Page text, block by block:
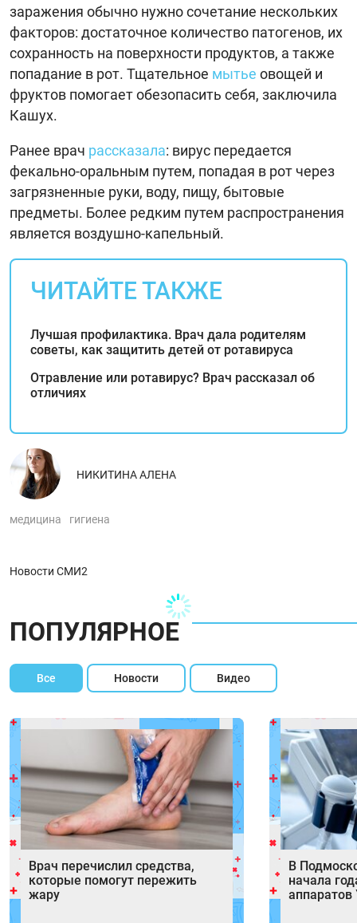
заражения обычно нужно сочетание нескольких
факторов: достаточное количество патогенов, их
сохранность на поверхности продуктов, а также
попадание в рот. Тщательное мытье овощей и
фруктов помогает обезопасить себя, заключила
Кашух.
Ранее врач рассказала: вирус передается
фекально-оральным путем, попадая в рот через
загрязненные руки, воду, пищу, бытовые
предметы. Более редким путем распространения
является воздушно-капельный.
ЧИТАЙТЕ ТАКЖЕ
Лучшая профилактика. Врач дала родителям
советы, как защитить детей от ротавируса
Отравление или ротавирус? Врач рассказал об
отличиях
НИКИТИНА АЛЕНА
медицина гигиена
Новости СМИ2
ПОПУЛЯРНОЕ
Все Новости Видео
Врач перечислил средства,
которые помогут пережить
жару
В
начала